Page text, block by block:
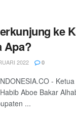
ke
Apa?
2022 0
-
Aboe Bakar
...